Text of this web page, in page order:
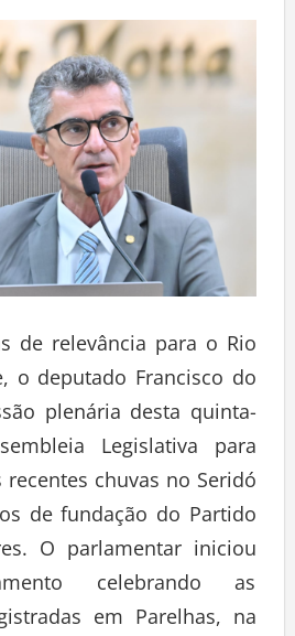
de relevância para o Rio
o deputado Francisco do
plenária desta quinta-
Legislativa para
recentes chuvas no Seridó
de fundação do Partido
O parlamentar iniciou
celebrando as
em Parelhas, na